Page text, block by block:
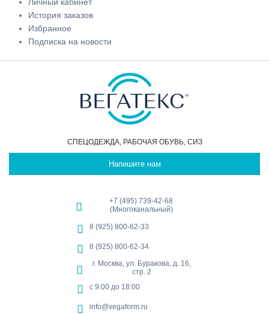
Личный кабинет
История заказов
Избранное
Подписка на новости
СПЕЦОДЕЖДА, РАБОЧАЯ ОБУВЬ, СИЗ
Напишите нам
+7 (495) 739-42-68
(Многоканальный)
8 (925) 800-62-33
8 (925) 800-62-34
г. Москва, ул. Буракова, д. 16,
стр. 2
с 9:00 до 18:00
info@vegaform.ru